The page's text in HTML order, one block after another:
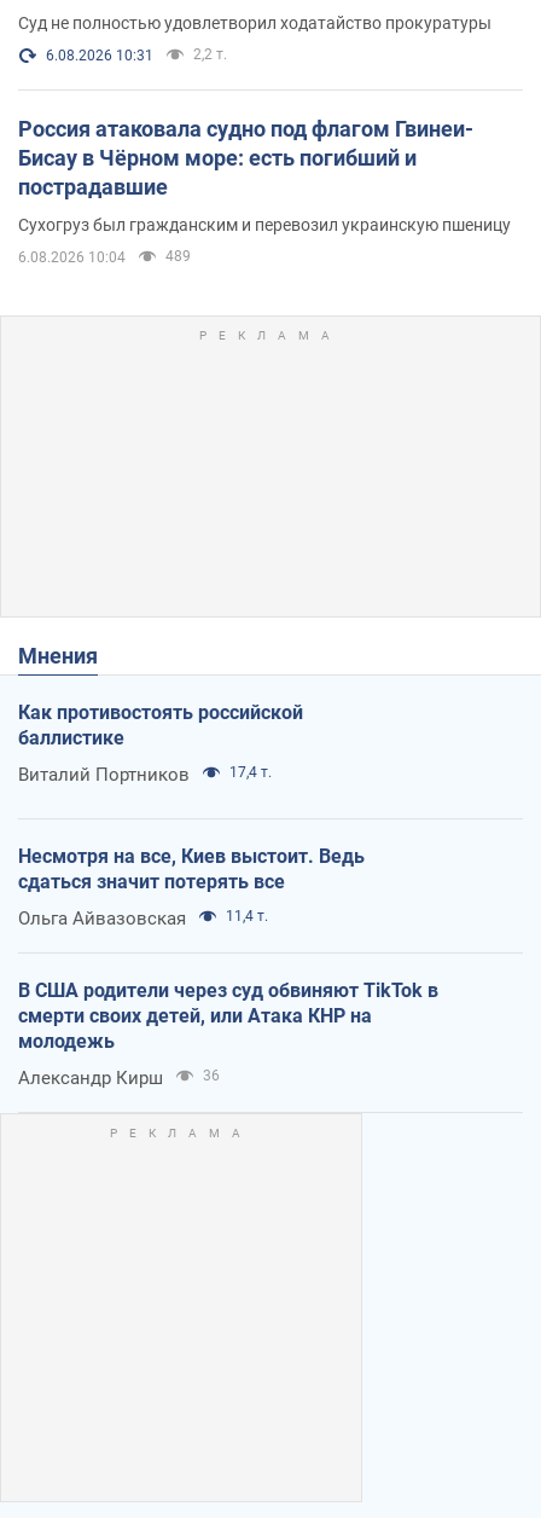
Суд не полностью удовлетворил ходатайство прокуратуры
6.08.2026 10:31 2,2 т.
Россия атаковала судно под флагом Гвинеи-
Бисау в Чёрном море: есть погибший и
пострадавшие
Сухогруз был гражданским и перевозил украинскую пшеницу
6.08.2026 10:04 489
Мнения
Как противостоять российской
баллистике
Виталий Портников 17,4 т.
Несмотря на все, Киев выстоит. Ведь
сдаться значит потерять все
Ольга Айвазовская 11,4 т.
В США родители через суд обвиняют TikTok в
смерти своих детей, или Атака КНР на
молодежь
Александр Кирш 36